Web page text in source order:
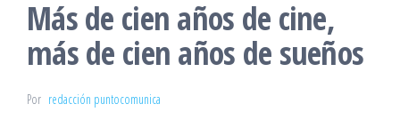
Más de cien años de cine,
más de cien años de sueños
Por redacción puntocomunica